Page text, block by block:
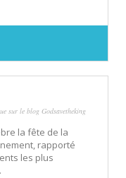
sur le blog Godsavetheking
la fête de la
rapporté
les plus